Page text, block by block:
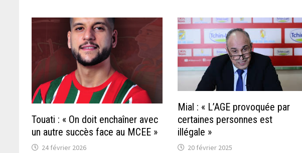
Touati : « On doit enchaîner avec
un autre succès face au MCEE »
24 février 2026
Mial : « L’AGE provoquée par
certaines personnes est
illégale »
20 février 2025